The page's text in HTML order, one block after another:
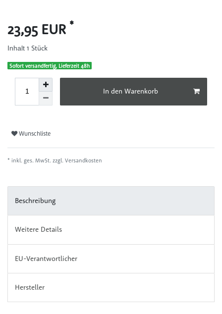
23,95 EUR *
Inhalt 1 Stück
Sofort versandfertig, Lieferzeit 48h
In den Warenkorb
Wunschliste
* inkl. ges. MwSt. zzgl. Versandkosten
Beschreibung
Weitere Details
EU-Verantwortlicher
Hersteller